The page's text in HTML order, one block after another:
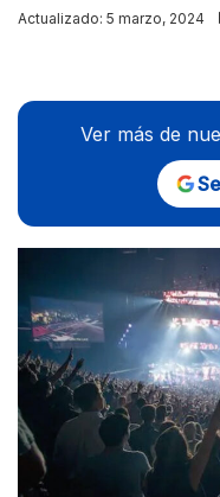
Actualizado: 5 marzo, 2024
Ver más de